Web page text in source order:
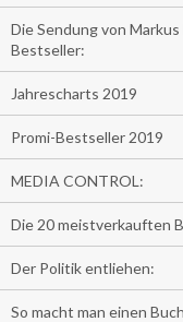
Die Sendung von
Bestseller:
Jahrescharts 2019
Promi-Bestseller 2019
MEDIA CONTROL:
Die 20 meistverkauften
Der Politik entliehen:
So macht man einen